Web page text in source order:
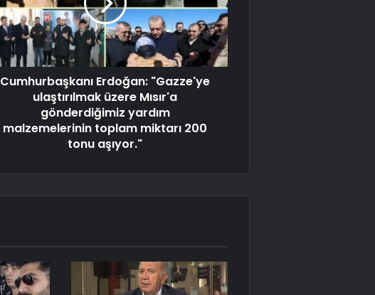
Cumhurbaşkanı Erdoğan: "Gazze'ye
ulaştırılmak üzere Mısır'a
gönderdiğimiz yardım
malzemelerinin toplam miktarı 200
tonu aşıyor."